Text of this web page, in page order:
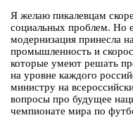
Я желаю пикалевцам
социальных проблем. Но
модернизация принесла
промышленность и
которые умеют решать
на уровне каждого
министру на
вопросы про будущее
чемпионате мира по